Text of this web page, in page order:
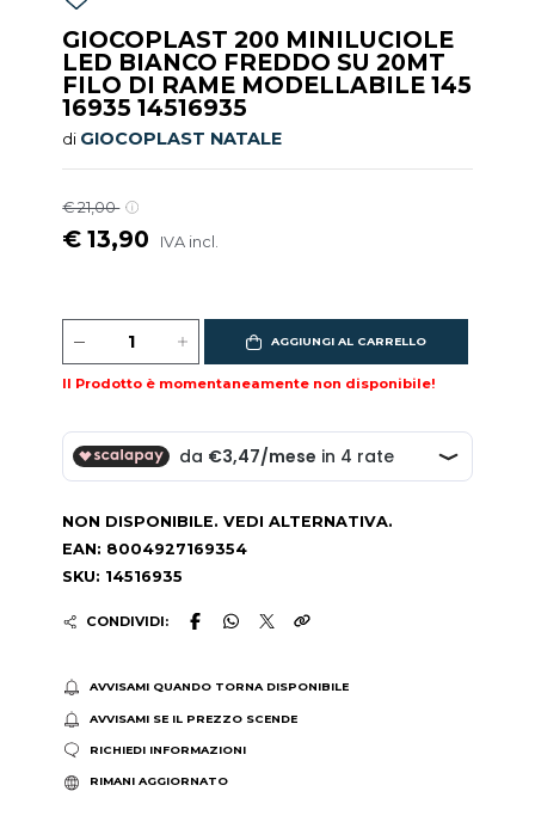
GIOCOPLAST 200 MINILUCIOLE
LED BIANCO FREDDO SU 20MT
FILO DI RAME MODELLABILE 145
16935 14516935
di GIOCOPLAST NATALE
€ 21,00
€ 13,90 IVA incl.
AGGIUNGI AL CARRELLO
Il Prodotto è momentaneamente non disponibile!
NON DISPONIBILE. VEDI ALTERNATIVA.
EAN: 8004927169354
SKU: 14516935
CONDIVIDI:
AVVISAMI QUANDO TORNA DISPONIBILE
AVVISAMI SE IL PREZZO SCENDE
RICHIEDI INFORMAZIONI
RIMANI AGGIORNATO